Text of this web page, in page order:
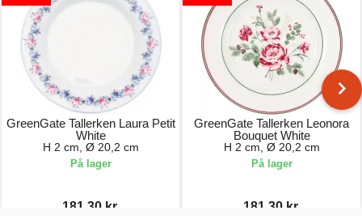
GreenGate Tallerken Laura Petit
White
H 2 cm, Ø 20,2 cm
På lager
181,30 kr.
GreenGate Tallerken Leonora
Bouquet White
H 2 cm, Ø 20,2 cm
På lager
181,30 kr.